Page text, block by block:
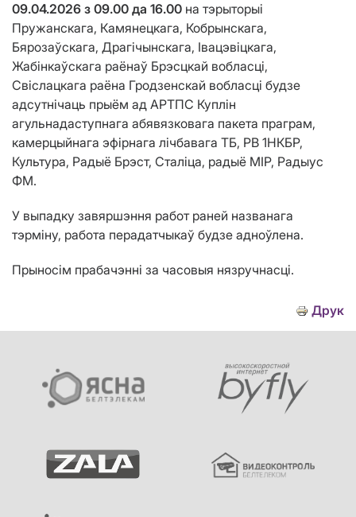
09.04.2026 з 09.00 да 16.00 на тэрыторыі
Пружанскага, Камянецкага, Кобрынскага,
Бярозаўскага, Драгічынскага, Івацэвіцкага,
Жабінкаўскага раёнаў Брэсцкай вобласці,
Свіслацкага раёна Гродзенскай вобласці будзе
адсутнічаць прыём ад АРТПС Куплін
агульнадаступнага абявязковага пакета праграм,
камерцыйнага эфірнага лічбавага ТБ, РВ 1НКБР,
Культура, Радыё Брэст, Сталіца, радыё МІР, Радыус
ФМ.
У выпадку завяршэння работ раней названага
тэрміну, работа перадатчыкаў будзе адноўлена.
Прыносім прабачэнні за часовыя нязручнасці.
Друк